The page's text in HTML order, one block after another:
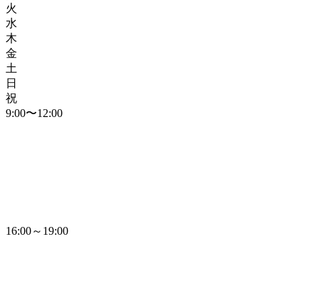
火
水
木
金
土
日
祝
9:00〜12:00
16:00～19:00